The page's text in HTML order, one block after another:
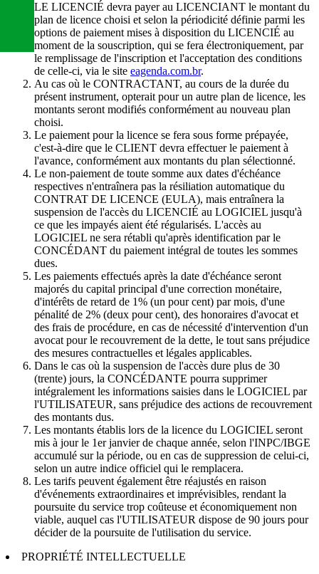
LE LICENCIÉ devra payer au LICENCIANT le montant du
plan de licence choisi et selon la périodicité définie parmi les
options de paiement mises à disposition du LICENCIÉ au
moment de la souscription, qui se fera électroniquement, par
le remplissage de l'inscription et l'acceptation des conditions
de celle-ci, via le site eagenda.com.br.
Au cas où le CONTRACTANT, au cours de la durée du
présent instrument, opterait pour un autre plan de licence, les
montants seront modifiés conformément au nouveau plan
choisi.
Le paiement pour la licence se fera sous forme prépayée,
c'est-à-dire que le CLIENT devra effectuer le paiement à
l'avance, conformément aux montants du plan sélectionné.
Le non-paiement de toute somme aux dates d'échéance
respectives n'entraînera pas la résiliation automatique du
CONTRAT DE LICENCE (EULA), mais entraînera la
suspension de l'accès du LICENCIÉ au LOGICIEL jusqu'à
ce que les impayés aient été régularisés. L'accès au
LOGICIEL ne sera rétabli qu'après identification par le
CONCÉDANT du paiement intégral de toutes les sommes
dues.
Les paiements effectués après la date d'échéance seront
majorés du capital principal d'une correction monétaire,
d'intérêts de retard de 1% (un pour cent) par mois, d'une
pénalité de 2% (deux pour cent), des honoraires d'avocat et
des frais de procédure, en cas de nécessité d'intervention d'un
avocat pour le recouvrement de la dette, le tout sans préjudice
des mesures contractuelles et légales applicables.
Dans le cas où la suspension de l'accès dure plus de 30
(trente) jours, la CONCÉDANTE pourra supprimer
intégralement les informations saisies dans le LOGICIEL par
l'UTILISATEUR, sans préjudice des actions de recouvrement
des montants dus.
Les montants établis lors de la licence du LOGICIEL seront
mis à jour le 1er janvier de chaque année, selon l'INPC/IBGE
accumulé sur la période, ou en cas de suppression de celui-ci,
selon un autre indice officiel qui le remplacera.
Les tarifs peuvent également être réajustés en raison
d'événements extraordinaires et imprévisibles, rendant la
poursuite du service trop coûteuse et économiquement non
viable, auquel cas l'UTILISATEUR dispose de 90 jours pour
décider de la poursuite de l'utilisation du service.
PROPRIÉTÉ INTELLECTUELLE